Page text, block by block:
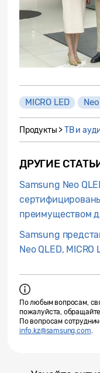
MICRO LED
Продукты >ТВ и
ДРУГИЕ
Samsung Neo
преимуществом
Samsung
Neo QLED,
По любым вопросам,
пожалуйста,
По вопросам
info.kz@samsung.com.